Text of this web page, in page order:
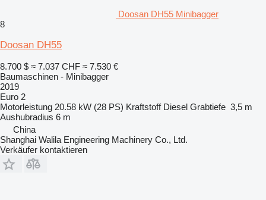
Doosan DH55 Minibagger
8
Doosan DH55
8.700 $ ≈ 7.037 CHF ≈ 7.530 €
Baumaschinen - Minibagger
2019
Euro 2
Motorleistung 20.58 kW (28 PS) Kraftstoff Diesel Grabtiefe 3,5 m
Aushubradius 6 m
China
Shanghai Walila Engineering Machinery Co., Ltd.
Verkäufer kontaktieren